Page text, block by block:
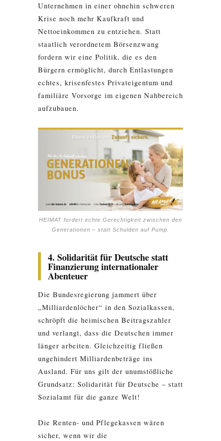
Unternehmen in einer ohnehin schweren
Krise noch mehr Kaufkraft und
Nettoeinkommen zu entziehen. Statt
staatlich verordnetem Börsenzwang
fordern wir eine Politik, die es den
Bürgern ermöglicht, durch Entlastungen
echtes, krisenfestes Privateigentum und
familiäre Vorsorge im eigenen Nahbereich
aufzubauen.
HEIMAT fordert echte Gerechtigkeit zwischen den
Generationen – statt Schulden auf Pump.
4. Solidarität für Deutsche statt
Finanzierung internationaler
Abenteuer
Die Bundesregierung jammert über
„Milliardenlöcher“ in den Sozialkassen,
schröpft die heimischen Beitragszahler
und verlangt, dass die Deutschen immer
länger arbeiten. Gleichzeitig fließen
ungehindert Milliardenbeträge ins
Ausland. Für uns gilt der unumstößliche
Grundsatz: Solidarität für Deutsche – statt
Sozialamt für die ganze Welt!
Die Renten- und Pflegekassen wären
sicher, wenn wir die